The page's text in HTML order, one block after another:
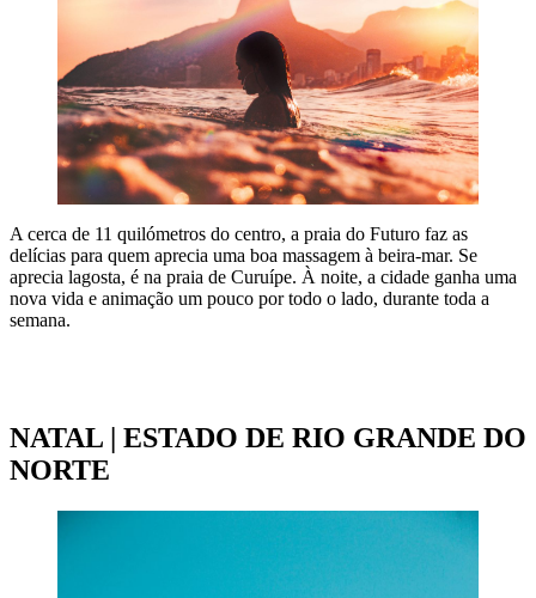
A cerca de 11 quilómetros do centro, a praia do Futuro faz as
delícias para quem aprecia uma boa massagem à beira-mar. Se
aprecia lagosta, é na praia de Curuípe. À noite, a cidade ganha uma
nova vida e animação um pouco por todo o lado, durante toda a
semana.
NATAL | ESTADO DE RIO GRANDE DO
NORTE